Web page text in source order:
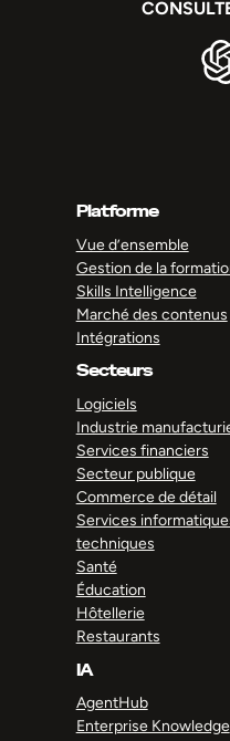
Platforme
Vue d’ensemble
Gestion de la
Skills Intelligence
Marché des contenus
Intégrations
Secteurs
Logiciels
Industrie
Services financiers
Secteur publique
Commerce de détail
Services
techniques
Santé
Éducation
Hôtellerie
Restaurants
IA
AgentHub
Enterprise Knowledge